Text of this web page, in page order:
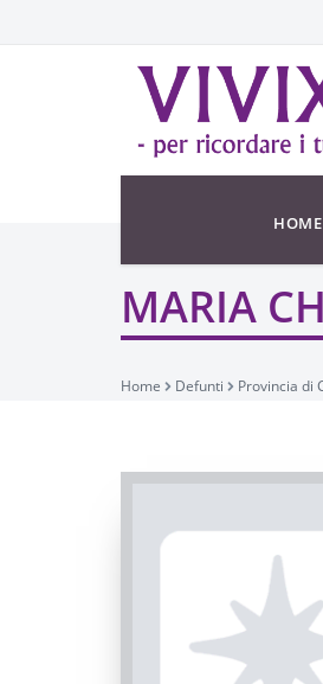
HOME
MARIA
Home Defunti Provincia di